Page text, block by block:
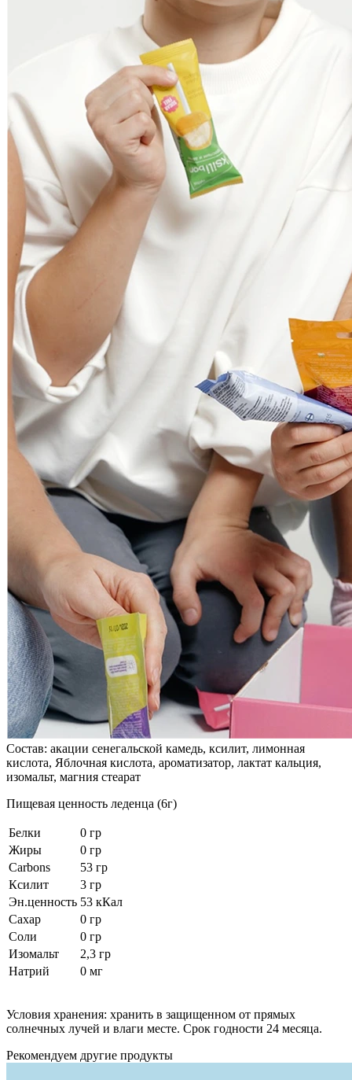
Состав: акации сенегальской камедь, ксилит, лимонная
кислота, Яблочная кислота, ароматизатор, лактат кальция,
изомальт, магния стеарат
Пищевая ценность леденца (6г)
Белки
0 гр
Жиры
0 гр
Carbons
53 гр
Ксилит
3 гр
Эн.ценность 53 кКал
Сахар
0 гр
Cоли
0 гр
Изомальт
2,3 гр
Натрий
0 мг
Условия хранения: хранить в защищенном от прямых
солнечных лучей и влаги месте. Срок годности 24 месяца.
Рекомендуем другие продукты